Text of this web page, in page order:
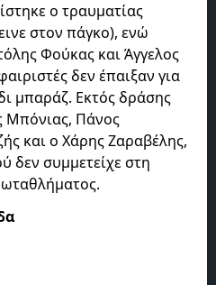
ο τραυματίας
στον πάγκο), ενώ
Φούκας και Άγγελος
δεν έπαιξαν για
μπαράζ. Εκτός δράσης
Μπόνιας, Πάνος
και ο Χάρης Ζαραβέλης,
δεν συμμετείχε στη